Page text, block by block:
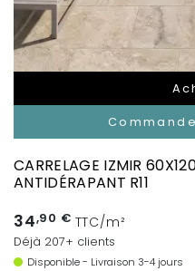
CARRELAGE IZMIR
ANTIDÉRAPANT R11
34,90 € TTC/m²
Déjà 207+ clients
Disponible - Livraison 3-4 jours